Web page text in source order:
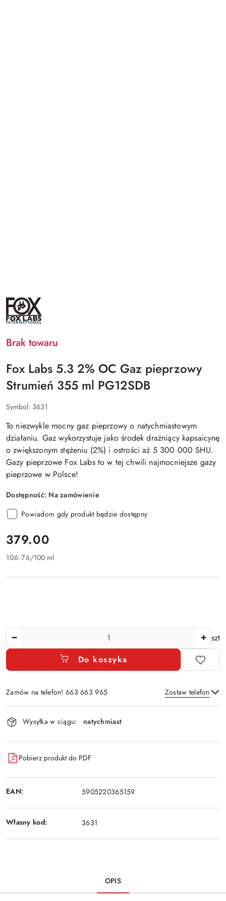
NAZWA
PRODUCENTA:
FOX
LABS
Brak towaru
Fox Labs 5.3 2% OC Gaz pieprzowy
Strumień 355 ml PG12SDB
Symbol: 3631
To niezwykle mocny gaz pieprzowy o natychmiastowym
działaniu. Gaz wykorzystuje jako środek drażniący kapsaicynę
o zwiększonym stężeniu (2%) i ostrości aż 5 300 000 SHU.
Gazy pieprzowe Fox Labs to w tej chwili najmocniejsze gazy
pieprzowe w Polsce!
Dostępność: Na zamówienie
Powiadom gdy produkt będzie dostępny
cena:
379.00
106.76/100 ml
szt
Do koszyka
Zamów na telefon! 663 663 965 Zostaw telefon
Dostępność
i
dostawa
Wysyłka w ciągu: natychmiast
Pobierz produkt do PDF
EAN: 5905220365159
Własny kod: 3631
OPIS